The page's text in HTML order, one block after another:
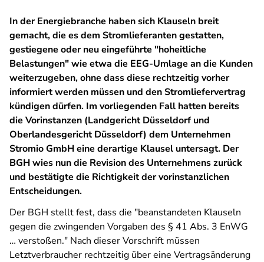
In der Energiebranche haben sich Klauseln breit
gemacht, die es dem Stromlieferanten gestatten,
gestiegene oder neu eingeführte "hoheitliche
Belastungen" wie etwa die EEG-Umlage an die Kunden
weiterzugeben, ohne dass diese rechtzeitig vorher
informiert werden müssen und den Stromliefervertrag
kündigen dürfen. Im vorliegenden Fall hatten bereits
die Vorinstanzen (Landgericht Düsseldorf und
Oberlandesgericht Düsseldorf) dem Unternehmen
Stromio GmbH eine derartige Klausel untersagt. Der
BGH wies nun die Revision des Unternehmens zurück
und bestätigte die Richtigkeit der vorinstanzlichen
Entscheidungen.
Der BGH stellt fest, dass die "beanstandeten Klauseln
gegen die zwingenden Vorgaben des § 41 Abs. 3 EnWG
… verstoßen." Nach dieser Vorschrift müssen
Letztverbraucher rechtzeitig über eine Vertragsänderung